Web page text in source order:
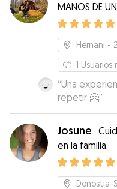
MANOS DE
CANINA Y
Hernani -
1 Usuarios
“Una
repetir 🤗”
Josune ·
en la familia.
Donostia-